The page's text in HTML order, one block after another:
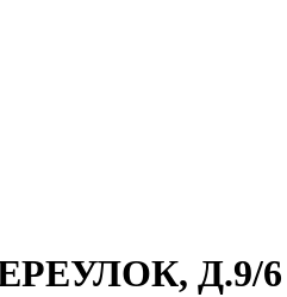
Д.9/6